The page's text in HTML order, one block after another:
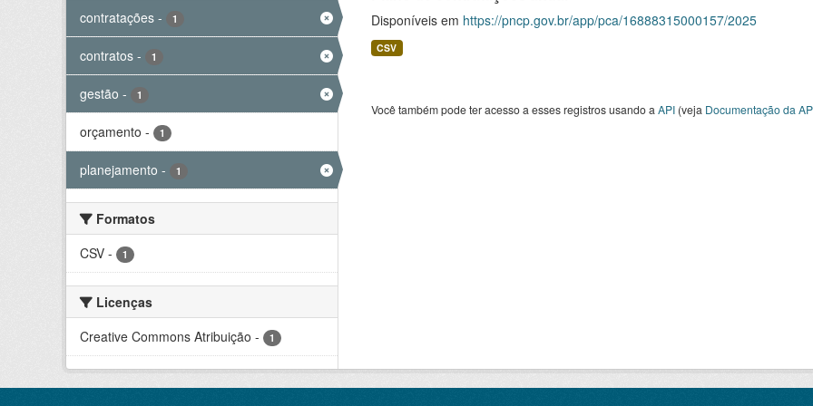
contratações - 1
contratos - 1
gestão - 1
orçamento - 1
planejamento - 1
Formatos
CSV - 1
Licenças
Creative Commons Atribuição - 1
Disponíveis em https://pncp.gov.br/app/pca/16888315000157/2025
CSV
Você também pode ter acesso a esses registros usando a API(veja Documentação da